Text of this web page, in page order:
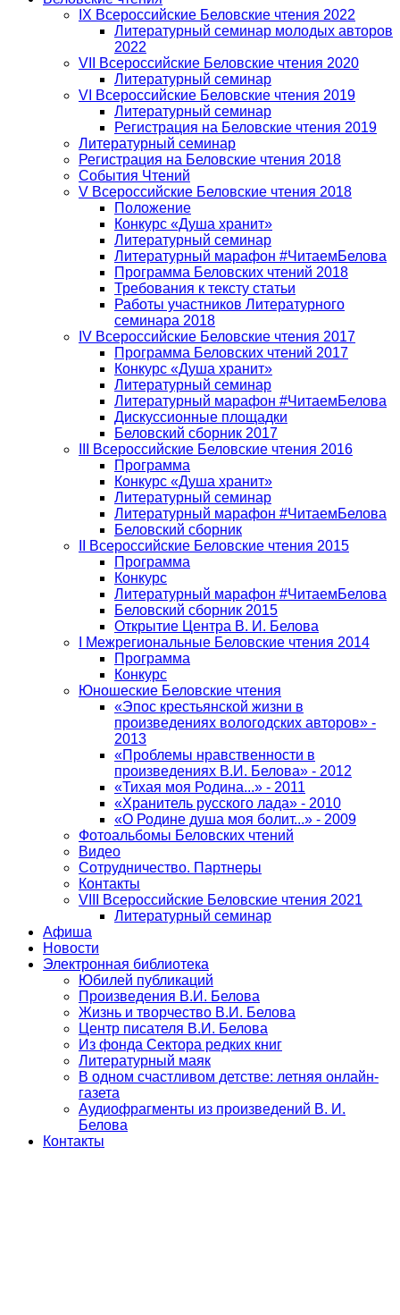
IX Всероссийские Беловские чтения 2022
Литературный семинар молодых авторов
2022
VII Всероссийские Беловские чтения 2020
Литературный семинар
VI Всероссийские Беловские чтения 2019
Литературный семинар
Регистрация на Беловские чтения 2019
Литературный семинар
Регистрация на Беловские чтения 2018
События Чтений
V Всероссийские Беловские чтения 2018
Положение
Конкурс «Душа хранит»
Литературный семинар
Литературный марафон #ЧитаемБелова
Программа Беловских чтений 2018
Требования к тексту статьи
Работы участников Литературного
семинара 2018
IV Всероссийские Беловские чтения 2017
Программа Беловских чтений 2017
Конкурс «Душа хранит»
Литературный семинар
Литературный марафон #ЧитаемБелова
Дискуссионные площадки
Беловский сборник 2017
III Всероссийские Беловские чтения 2016
Программа
Конкурс «Душа хранит»
Литературный семинар
Литературный марафон #ЧитаемБелова
Беловский сборник
II Всероссийские Беловские чтения 2015
Программа
Конкурс
Литературный марафон #ЧитаемБелова
Беловский сборник 2015
Открытие Центра В. И. Белова
I Межрегиональные Беловские чтения 2014
Программа
Конкурс
Юношеские Беловские чтения
«Эпос крестьянской жизни в
произведениях вологодских авторов» -
2013
«Проблемы нравственности в
произведениях В.И. Белова» - 2012
«Тихая моя Родина...» - 2011
«Хранитель русского лада» - 2010
«О Родине душа моя болит...» - 2009
Фотоальбомы Беловских чтений
Видео
Сотрудничество. Партнеры
Контакты
VIII Всероссийские Беловские чтения 2021
Литературный семинар
Афиша
Новости
Электронная библиотека
Юбилей публикаций
Произведения В.И. Белова
Жизнь и творчество В.И. Белова
Центр писателя В.И. Белова
Из фонда Сектора редких книг
Литературный маяк
В одном счастливом детстве: летняя онлайн-
газета
Аудиофрагменты из произведений В. И.
Белова
Контакты